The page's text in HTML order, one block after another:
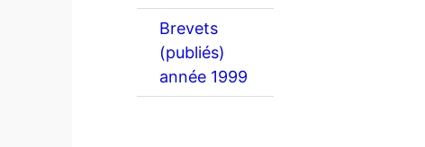
Brevets
(publiés)
année 1999